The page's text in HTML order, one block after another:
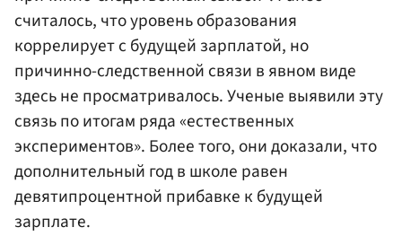
считалось, что уровень образования
коррелирует с будущей зарплатой, но
причинно-следственной связи в явном виде
здесь не просматривалось. Ученые выявили эту
связь по итогам ряда «естественных
экспериментов». Более того, они доказали, что
дополнительный год в школе равен
девятипроцентной прибавке к будущей
зарплате.